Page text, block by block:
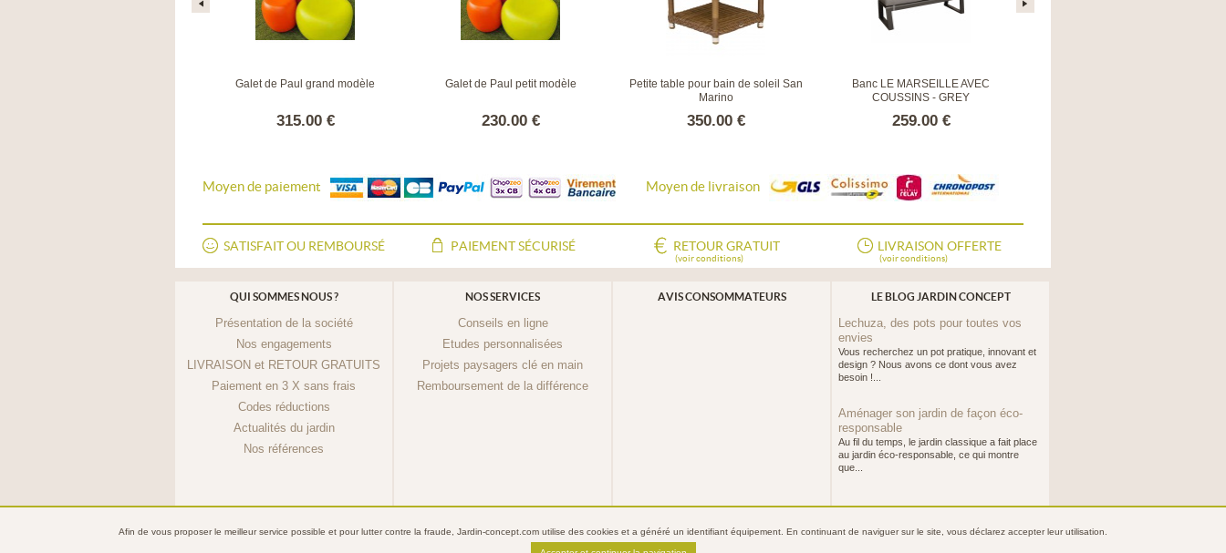
Galet de Paul grand modèle
315.00 €
Galet de Paul petit modèle
230.00 €
Petite table pour bain de soleil San
Marino
350.00 €
Banc LE MARSEILLE AVEC
COUSSINS - GREY
259.00 €
Moyen de paiement Moyen de livraison
SATISFAIT OU REMBOURSÉ PAIEMENT SÉCURISÉ RETOUR GRATUIT
(voir conditions)
LIVRAISON OFFERTE
(voir conditions)
QUI SOMMES NOUS ?
Présentation de la société
Nos engagements
LIVRAISON et RETOUR GRATUITS
Paiement en 3 X sans frais
Codes réductions
Actualités du jardin
Nos références
NOS SERVICES
Conseils en ligne
Etudes personnalisées
Projets paysagers clé en main
Remboursement de la différence
AVIS CONSOMMATEURS LE BLOG JARDIN CONCEPT
Lechuza, des pots pour toutes vos
envies
Vous recherchez un pot pratique, innovant et
design ? Nous avons ce dont vous avez
besoin !...
Aménager son jardin de façon éco-
responsable
Au fil du temps, le jardin classique a fait place
au jardin éco-responsable, ce qui montre
que...
Afin de vous proposer le meilleur service possible et pour lutter contre la fraude, Jardin-concept.com utilise des cookies et a généré un identifiant équipement. En continuant de naviguer sur le site, vous déclarez accepter leur utilisation.